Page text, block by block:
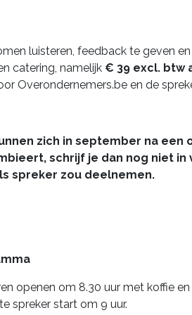
luisteren, feedback te geven
catering, namelijk € 39 excl. btw
Overondernemers.be en de
zich in september na
schrijf je dan nog niet
spreker zou deelnemen.
openen om 8.30 uur met koffie
spreker start om 9 uur.